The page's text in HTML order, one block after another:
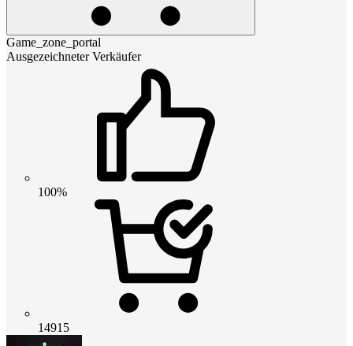
Game_zone_portal
Ausgezeichneter Verkäufer
100%
14915